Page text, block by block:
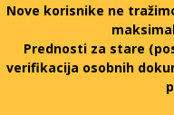
Nove korisnike ne
Prednosti za stare
verifikacija osobnih